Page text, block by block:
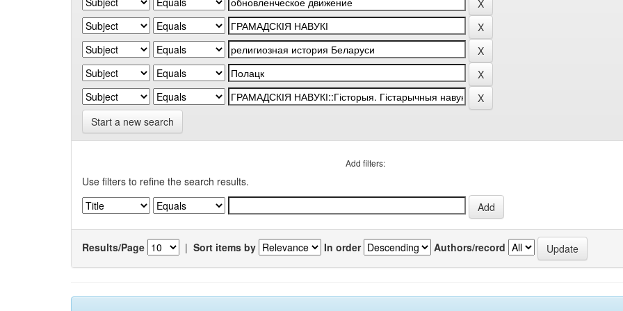
Start a new search
Add filters:
Use filters to refine the search results.
Results/Page | Sort items by In order Authors/record